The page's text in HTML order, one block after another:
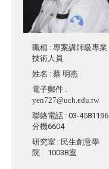
職稱 : 專案講師級專業
技術人員
姓名 :蔡 明燕
電子郵件 :
yen727@uch.edu.tw
聯絡電話 : 03-4581196
分機6604
研究室 : 民生創意學
院 1003B室